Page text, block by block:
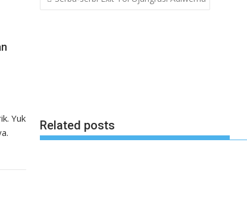
navigation
Related posts
Yuk